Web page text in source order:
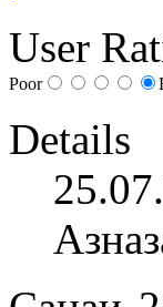
User
Poor
Details